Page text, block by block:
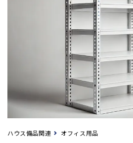
ハウス備品関連 オフィス用品